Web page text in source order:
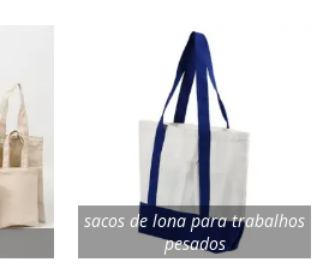
sacos de lona para trabalhos
pesados